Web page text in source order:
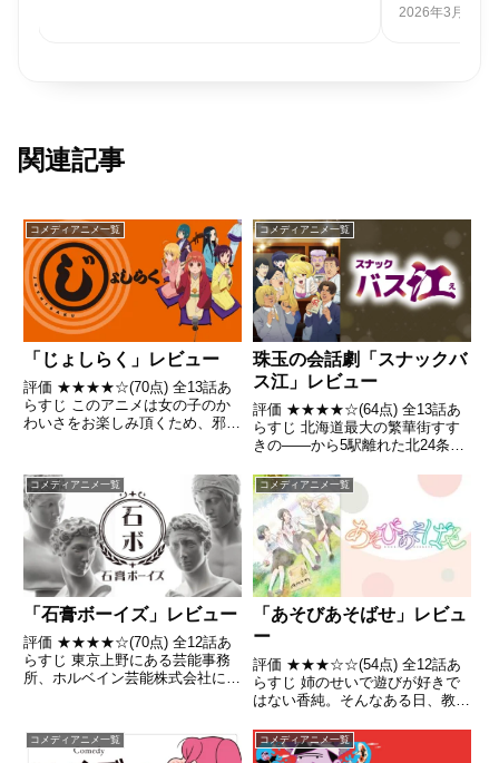
2026年3月28日
関連記事
コメディアニメ一覧
「じょしらく」レビュー
評価 ★★★★☆(70点) 全13話あ
らすじ このアニメは女の子のか
わいさをお楽しみ頂くため、邪魔
用- Wikipedia
コメディアニメ一覧
珠玉の会話劇「スナックバ
ス江」レビュー
評価 ★★★★☆(64点) 全13話あ
らすじ 北海道最大の繁華街すす
きの――から5駅離れた北24条。
バス江ママと、チーママの明美さ
んの楽しいお店。引用- Wikipedia
コメディアニメ一覧
「石膏ボーイズ」レビュー
評価 ★★★★☆(70点) 全12話あ
らすじ 東京上野にある芸能事務
所、ホルベイン芸能株式会社に就
コメディアニメ一覧
「あそびあそばせ」レビュ
ー
評価 ★★★☆☆(54点) 全12話あ
らすじ 姉のせいで遊びが好きで
はない香純。そんなある日、教室
る華子と転入生のオリヴィアの声
が気になって…引用- Wikipedia
コメディアニメ一覧 コメディアニメ一覧